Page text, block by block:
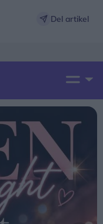
Del artikel